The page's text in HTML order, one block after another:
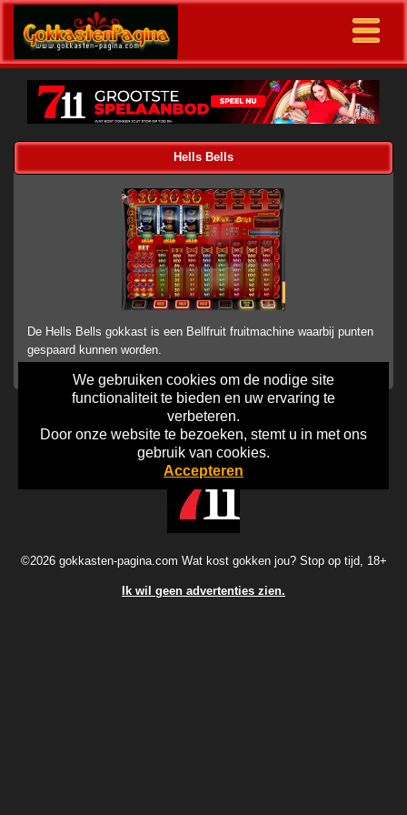
We gebruiken cookies om de nodige site
functionaliteit te bieden en uw ervaring te
verbeteren.
Door onze website te bezoeken, stemt u in met ons
gebruik van cookies.
Accepteren
Hells Bells
De Hells Bells gokkast is een Bellfruit fruitmachine waarbij punten
gespaard kunnen worden.
Home Disclaimer Gok Info
©2026 gokkasten-pagina.com Wat kost gokken jou? Stop op tijd, 18+
Ik wil geen advertenties zien.